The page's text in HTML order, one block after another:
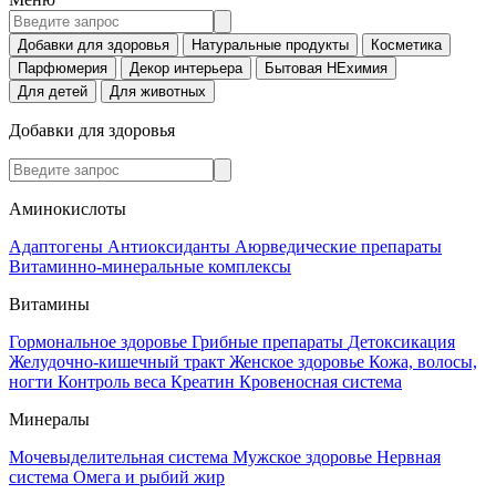
Добавки для здоровья Натуральные продукты
Косметика
Парфюмерия
Декор интерьера
Бытовая НЕхимия
Для детей
Для животных
Добавки для здоровья
Аминокислоты
Адаптогены Антиоксиданты Аюрведические препараты
Витаминно-минеральные комплексы
Витамины
Гормональное здоровье Грибные препараты Детоксикация
Желудочно-кишечный тракт Женское здоровье Кожа, волосы,
ногти Контроль веса Креатин Кровеносная система
Минералы
Мочевыделительная система Мужское здоровье Нервная
система Омега и рыбий жир